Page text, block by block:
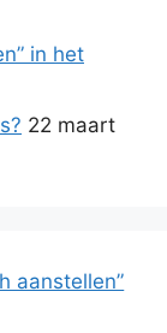
in het
22 maart
aanstellen”